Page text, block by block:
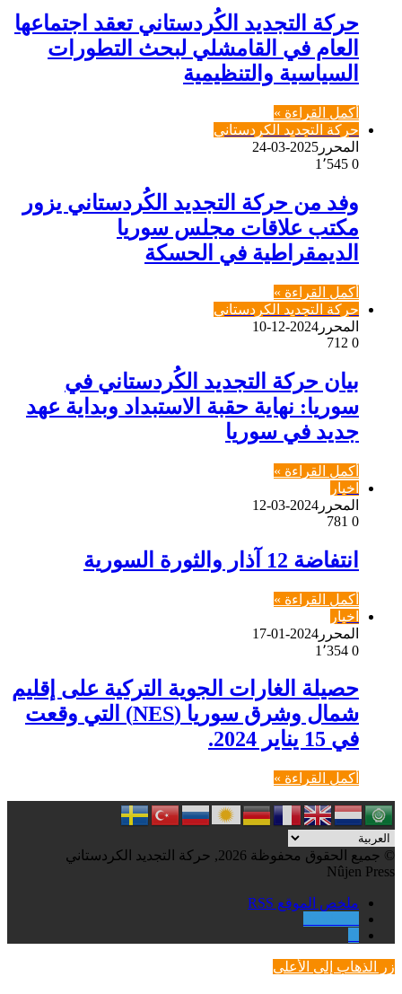
حركة التجديد الكُردستاني تعقد اجتماعها
العام في القامشلي لبحث التطورات
السياسية والتنظيمية
أكمل القراءة »
حركة التجديد الكردستاني
المحرر 2025-03-24
0
وفد من حركة التجديد الكُردستاني يزور
مكتب علاقات مجلس سوريا
الديمقراطية في الحسكة
أكمل القراءة »
حركة التجديد الكردستاني
المحرر 2024-12-10
0
بيان حركة التجديد الكُردستاني في
سوريا: نهاية حقبة الاستبداد وبداية عهد
جديد في سوريا
أكمل القراءة »
اخبار
المحرر 2024-03-12
0
انتفاضة 12 آذار والثورة السورية
أكمل القراءة »
اخبار
المحرر 2024-01-17
0
حصيلة الغارات الجوية التركية على إقليم
شمال وشرق سوريا (NES) التي وقعت
في 15 يناير 2024.
أكمل القراءة »
© جميع الحقوق محفوظة 2026, حركة التجديد الكردستاني
Nûjen Press
ملخص الموقع RSS
زر الذهاب إلى الأعلى